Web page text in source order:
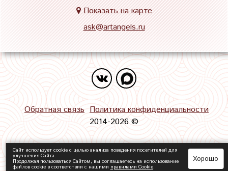
Показать на карте
ask@artangels.ru
Обратная связь Политика конфиденциальности
2014-2026 ©
Сайт использует cookie с целью анализа поведения посетителей для
улучшения Сайта.
Продолжая пользоваться Сайтом, вы соглашаетесь на использование
файлов cookie в соответствии с нашими правилами Сookie.
Хорошо